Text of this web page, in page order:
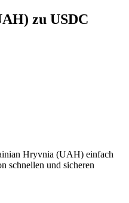
zu USDC
Hryvnia (UAH) einfach
schnellen und sicheren